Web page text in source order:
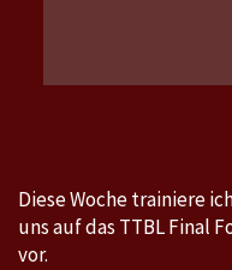
Diese Woche trainiere
uns auf das TTBL Final
vor.